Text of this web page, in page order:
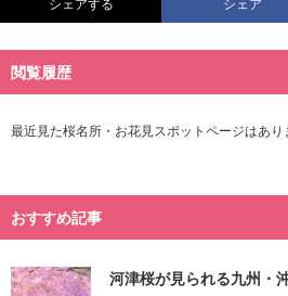
閲覧履歴
最近見た桜名所・お花見スポットページはあり
おすすめ記事
河津桜が見られる九州・